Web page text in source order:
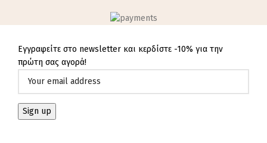
Εγγραφείτε στο newsletter και κερδίστε -10% για την
πρώτη σας αγορά!